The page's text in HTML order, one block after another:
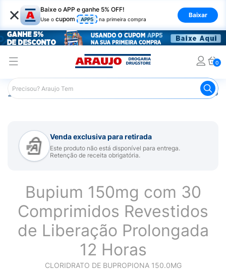
× Baixe o APP e ganhe 5% OFF!
Use o cupom APP5 na primeira compra
Baixar
0
Araujo Medicamentos Remédio para Sistema Nervoso
Venda exclusiva para retirada
Este produto não está disponível para entrega.
Retenção de receita obrigatória.
Bupium 150mg com 30
Comprimidos Revestidos
de Liberação Prolongada
12 Horas
CLORIDRATO DE BUPROPIONA 150.0MG